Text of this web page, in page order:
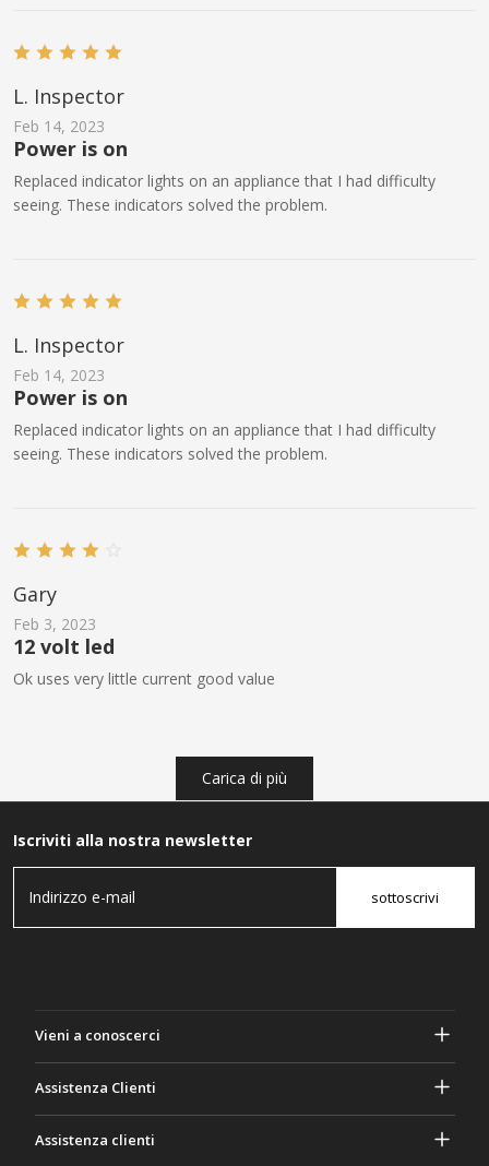
L. Inspector
Feb 14, 2023
Power is on
Replaced indicator lights on an appliance that I had difficulty
seeing. These indicators solved the problem.
L. Inspector
Feb 14, 2023
Power is on
Replaced indicator lights on an appliance that I had difficulty
seeing. These indicators solved the problem.
Gary
Feb 3, 2023
12 volt led
Ok uses very little current good value
Carica di più
Iscriviti alla nostra newsletter
sottoscrivi
Vieni a conoscerci
Termini e Condizioni
Assistenza Clienti
Assistenza clienti